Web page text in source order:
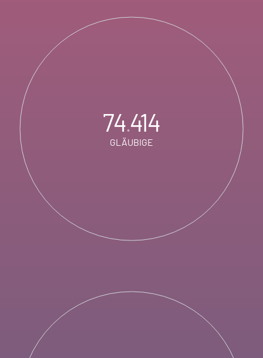
74.414
GLÄUBIGE